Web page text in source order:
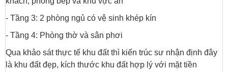
- Tầng 3: 2 phòng ngủ có vệ sinh khép kín
- Tầng 4: Phòng thờ và sân phơi
Qua khảo sát thực tế khu đất thì kiến trúc sư nhận định đây
là khu đất đẹp, kích thước khu đất hợp lý với mặt tiền